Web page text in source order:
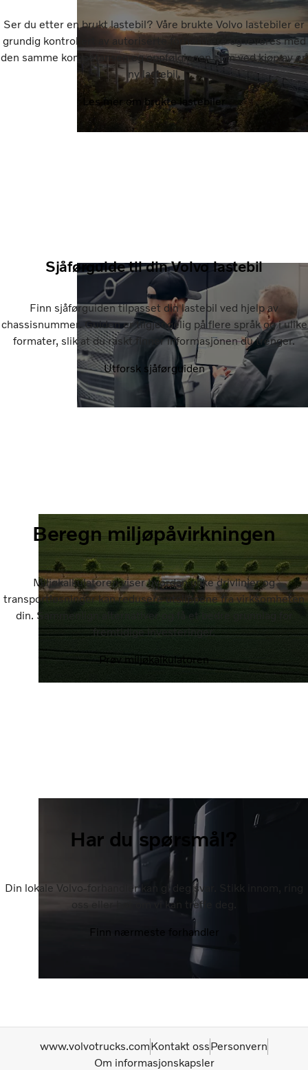
Ser du etter en brukt lastebil? Våre brukte Volvo lastebiler er
grundig kontrollert av autoriserte forhandlere og leveres med
den samme kompetansen og oppfølgingen som ved kjøp av en
ny lastebil.
Les mer om brukte lastebiler
Sjåførguide til din Volvo lastebil
Finn sjåførguiden tilpasset din lastebil ved hjelp av
chassisnummer. Guiden er tilgjengelig på flere språk og i ulike
formater, slik at du raskt finner informasjonen du trenger.
Utforsk sjåførguiden
Beregn miljøpåvirkningen
Miljøkalkulatoren viser hvordan ulike drivlinjer og
transportløsninger kan redusere utslippene fra virksomheten
din. Sammenlign alternativer og få et bedre grunnlag for
fremtidige investeringer.
Prøv miljøkalkulatoren
Har du spørsmål?
Din lokale Volvo-forhandler kan gi deg svar. Stikk innom, ring
oss eller hør om vi kan treffe deg.
Finn nærmeste forhandler
www.volvotrucks.comKontakt ossPersonvern
Om informasjonskapsler